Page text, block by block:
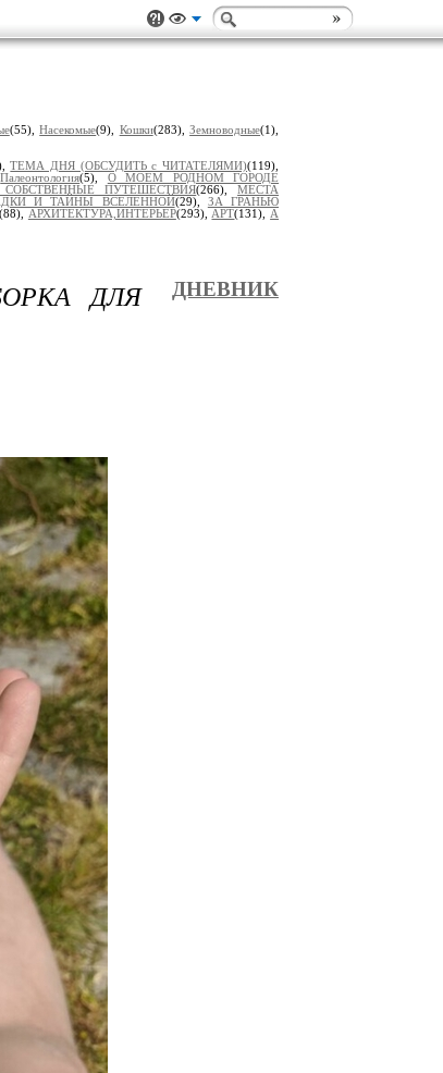
(55),Насекомые(9), Кошки(283),Земноводные(1),
ТЕМА ДНЯ (ОБСУДИТЬ с ЧИТАТЕЛЯМИ)(119),
Палеонтология(5), О МОЕМ РОДНОМ ГОРОДЕ
ПУТЕШЕСТВИЯ(266),МЕСТА
И ТАЙНЫ ВСЕЛЕННОЙ(29), ЗА ГРАНЬЮ
(88), АРХИТЕКТУРА,ИНТЕРЬЕР(293), АРТ(131), А
ДЛЯ
ДНЕВНИК